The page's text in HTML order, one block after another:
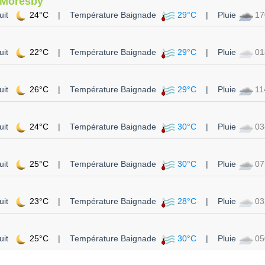
24°C | Température Baignade 29°C | Pluie
22°C | Température Baignade 29°C | Pluie
26°C | Température Baignade 29°C | Pluie
24°C | Température Baignade 30°C | Pluie
25°C | Température Baignade 30°C | Pluie
23°C | Température Baignade 28°C | Pluie
25°C | Température Baignade 30°C | Pluie